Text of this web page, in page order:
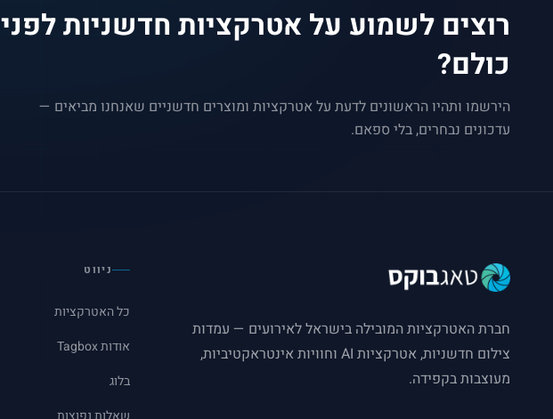
רוצים לשמוע על אטרקציות חדשניות לפני
כולם?
הירשמו ותהיו הראשונים לדעת על אטרקציות ומוצרים חדשניים שאנחנו מביאים —
עדכונים נבחרים, בלי ספאם.
חברת האטרקציות המובילה בישראל לאירועים — עמדות
צילום חדשניות, אטרקציות AI וחוויות אינטראקטיביות,
מעוצבות בקפידה.
ניווט
כל האטרקציות
אודות Tagbox
בלוג